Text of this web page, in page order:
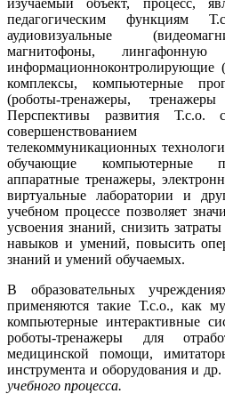
педагогическим функциям
аудиовизуальные
магнитофоны,
информационноконтролирующие
комплексы, компьютерные
(роботы-тренажеры,
Перспективы развития Т.с.о.
телекоммуникационных
обучающие компьютерные
аппаратные тренажеры,
виртуальные лаборатории и
учебном процессе позволяет
усвоения знаний, снизить
навыков и умений, повысить
знаний и умений обучаемых.
В образовательных
применяются такие Т.с.о., как
компьютерные интерактивные
роботы-тренажеры для
медицинской помощи,
инструмента и оборудования и др.
учебного процесса.